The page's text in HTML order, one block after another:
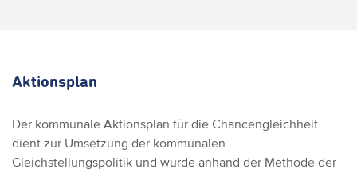
Aktionsplan
Der kommunale Aktionsplan für die Chancengleichheit
dient zur Umsetzung der kommunalen
Gleichstellungspolitik und wurde anhand der Methode der